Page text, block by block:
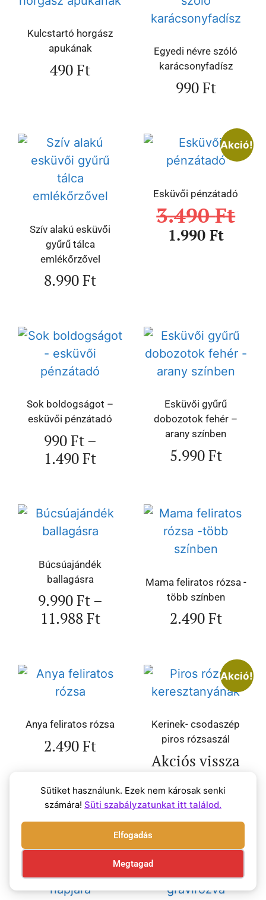
Sütiket használunk. Ezek nem károsak senki
számára! Süti szabályzatunkat itt találod.
Elfogadás
Megtagad
Kulcstartó horgász
apukának
490Ft
Egyedi névre szóló
karácsonyfadísz
990Ft
Szív alakú esküvői
gyűrű tálca
emlékőrzővel
8.990Ft
Akció!
Esküvői pénzátadó
3.490Ft
1.990 Ft
Sok boldogságot –
esküvői pénzátadó
990Ft–
1.490Ft
Esküvői gyűrű
dobozotok fehér –
arany színben
5.990Ft
Búcsúajándék
ballagásra
9.990Ft–
11.988 Ft
Mama feliratos rózsa -
több színben
2.490Ft
Anya feliratos rózsa
2.490Ft
Akció!
Kerinek- csodaszép
piros rózsaszál
Akciós vissza
2.590Ft